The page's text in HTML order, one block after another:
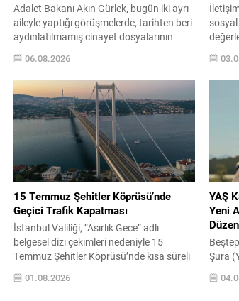
Adalet Bakanı Akın Gürlek, bugün iki ayrı
aileyle yaptığı görüşmelerde, tarihten beri
aydınlatılmamış cinayet dosyalarının
yeniden ve kapsamlı biçimde
inceleneceğini ifade etti. Görüşmelerde,
hem teknik delillerin yeniden
değerlendirilmesi hem de olayların arka
planına ilişkin şüphelerin giderilmesi
amacıyla kapsamlı adımlar atılacağı
vurgulandı. Görüşmelerin ilkinde eski Özel
Harekat Daire Başkanı Behçet Oktay’ın...
06.08.2026
son
15 Temmuz Şehitler Köprüsü’nde
Geçici Trafik Kapatması
İstanbul Valiliği, “Asırlık Gece” adlı
belgesel dizi çekimleri nedeniyle 15
Temmuz Şehitler Köprüsü’nde kısa süreli
trafik düzenlemesi uygulayacağını
duyurdu. Yapılan açıklamaya göre
01.08.2026
YAŞ
Yeni
Şura
Recep
saat